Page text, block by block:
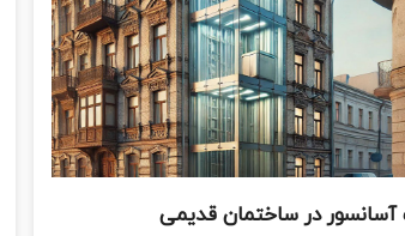
در ساختمان‌ قدیمی